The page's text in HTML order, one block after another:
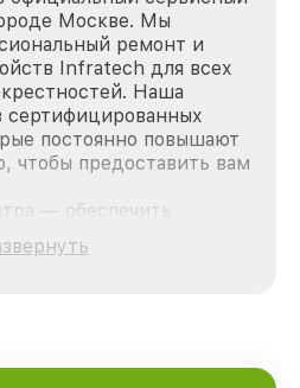
Москве. Мы
ремонт и
Infratech для всех
Наша
сертифицированных
постоянно повышают
чтобы предоставить вам
— обеспечить
ремонт для
продукции Infratech,